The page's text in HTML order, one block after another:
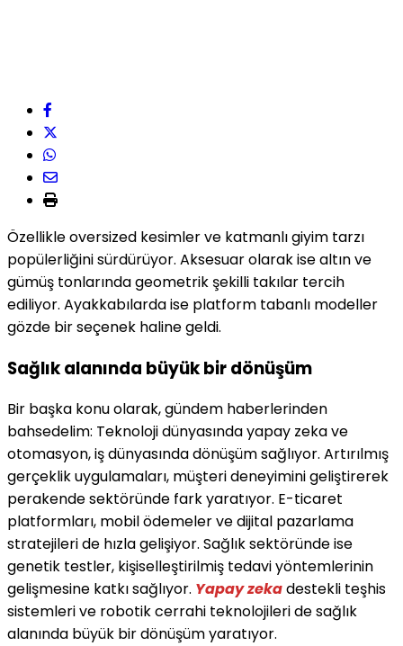
Özellikle oversized kesimler ve katmanlı giyim tarzı
popülerliğini sürdürüyor. Aksesuar olarak ise altın ve
gümüş tonlarında geometrik şekilli takılar tercih
ediliyor. Ayakkabılarda ise platform tabanlı modeller
gözde bir seçenek haline geldi.
Sağlık alanında büyük bir dönüşüm
Bir başka konu olarak, gündem haberlerinden
bahsedelim: Teknoloji dünyasında yapay zeka ve
otomasyon, iş dünyasında dönüşüm sağlıyor. Artırılmış
gerçeklik uygulamaları, müşteri deneyimini geliştirerek
perakende sektöründe fark yaratıyor. E-ticaret
platformları, mobil ödemeler ve dijital pazarlama
stratejileri de hızla gelişiyor. Sağlık sektöründe ise
genetik testler, kişiselleştirilmiş tedavi yöntemlerinin
gelişmesine katkı sağlıyor. Yapay zekadestekli teşhis
sistemleri ve robotik cerrahi teknolojileri de sağlık
alanında büyük bir dönüşüm yaratıyor.